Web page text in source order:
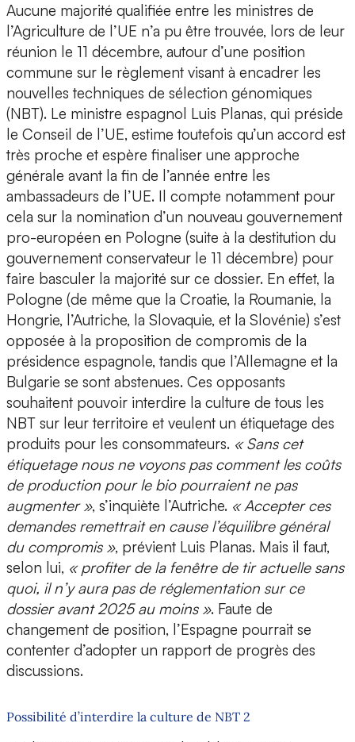
Aucune majorité qualifiée entre les ministres de
l’Agriculture de l’UE n’a pu être trouvée, lors de leur
réunion le 11 décembre, autour d’une position
commune sur le règlement visant à encadrer les
nouvelles techniques de sélection génomiques
(NBT). Le ministre espagnol Luis Planas, qui préside
le Conseil de l’UE, estime toutefois qu’un accord est
très proche et espère finaliser une approche
générale avant la fin de l’année entre les
ambassadeurs de l’UE. Il compte notamment pour
cela sur la nomination d’un nouveau gouvernement
pro-européen en Pologne (suite à la destitution du
gouvernement conservateur le 11 décembre) pour
faire basculer la majorité sur ce dossier. En effet, la
Pologne (de même que la Croatie, la Roumanie, la
Hongrie, l’Autriche, la Slovaquie, et la Slovénie) s’est
opposée à la proposition de compromis de la
présidence espagnole, tandis que l’Allemagne et la
Bulgarie se sont abstenues. Ces opposants
souhaitent pouvoir interdire la culture de tous les
NBT sur leur territoire et veulent un étiquetage des
produits pour les consommateurs. « Sans cet
étiquetage nous ne voyons pas comment les coûts
de production pour le bio pourraient ne pas
augmenter », s’inquiète l’Autriche. « Accepter ces
demandes remettrait en cause l’équilibre général
du compromis », prévient Luis Planas. Mais il faut,
selon lui, « profiter de la fenêtre de tir actuelle sans
quoi, il n’y aura pas de réglementation sur ce
dossier avant 2025 au moins ». Faute de
changement de position, l’Espagne pourrait se
contenter d’adopter un rapport de progrès des
discussions.
Possibilité d’interdire la culture de NBT 2